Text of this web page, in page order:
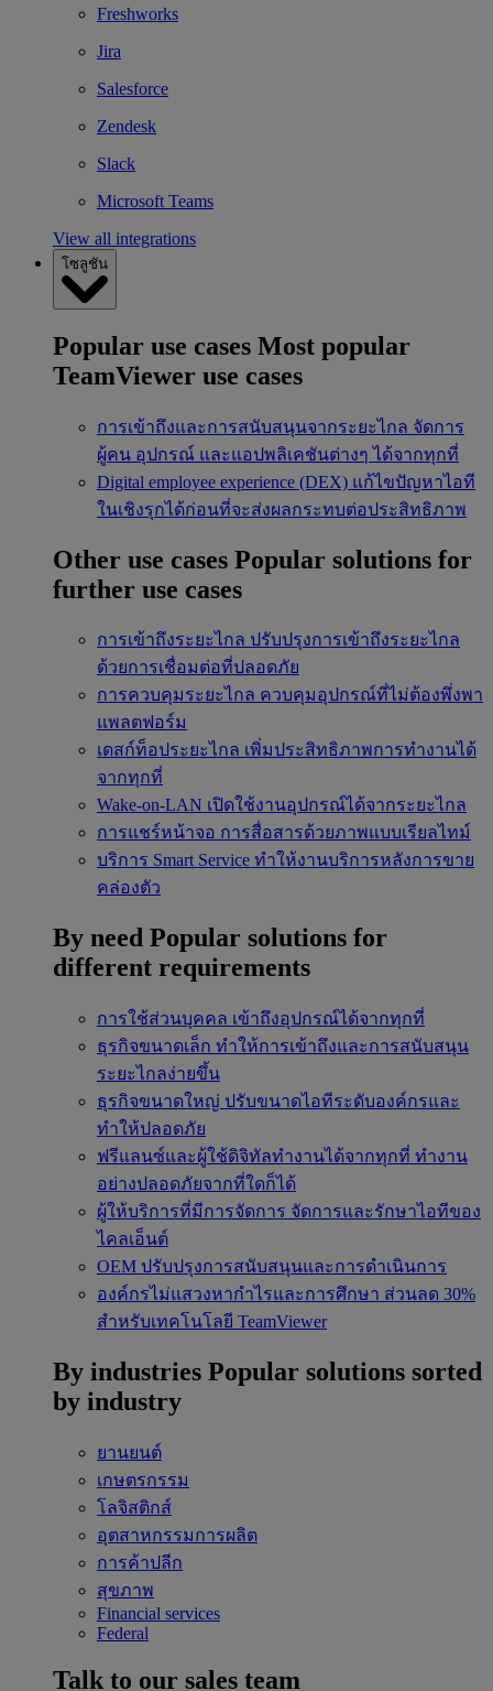
Freshworks
Jira
Salesforce
Zendesk
Slack
Microsoft Teams
View all integrations
โซลูชัน
Popular use cases Most popular
TeamViewer use cases
การเข้าถึงและการสนับสนุนจากระยะไกล จัดการ
ผู้คน อุปกรณ์ และแอปพลิเคชันต่างๆ ได้จากทุกที่
Digital employee experience (DEX) แก้ไขปัญหาไอที
ในเชิงรุกได้ก่อนที่จะส่งผลกระทบต่อประสิทธิภาพ
Other use cases Popular solutions for
further use cases
การเข้าถึงระยะไกล ปรับปรุงการเข้าถึงระยะไกล
ด้วยการเชื่อมต่อที่ปลอดภัย
การควบคุมระยะไกล ควบคุมอุปกรณ์ที่ไม่ต้องพึ่งพา
แพลตฟอร์ม
เดสก์ท็อประยะไกล เพิ่มประสิทธิภาพการทำงานได้
จากทุกที่
Wake-on-LAN เปิดใช้งานอุปกรณ์ได้จากระยะไกล
การแชร์หน้าจอ การสื่อสารด้วยภาพแบบเรียลไทม์
บริการ Smart Service ทำให้งานบริการหลังการขาย
คล่องตัว
By need Popular solutions for
different requirements
การใช้ส่วนบุคคล เข้าถึงอุปกรณ์ได้จากทุกที่
ธุรกิจขนาดเล็ก ทำให้การเข้าถึงและการสนับสนุน
ระยะไกลง่ายขึ้น
ธุรกิจขนาดใหญ่ ปรับขนาดไอทีระดับองค์กรและ
ทำให้ปลอดภัย
ฟรีแลนซ์และผู้ใช้ดิจิทัลทำงานได้จากทุกที่ ทำงาน
อย่างปลอดภัยจากที่ใดก็ได้
ผู้ให้บริการที่มีการจัดการ จัดการและรักษาไอทีของ
ไคลเอ็นต์
OEM ปรับปรุงการสนับสนุนและการดำเนินการ
องค์กรไม่แสวงหากำไรและการศึกษา ส่วนลด 30%
สำหรับเทคโนโลยี TeamViewer
By industries Popular solutions sorted
by industry
ยานยนต์
เกษตรกรรม
โลจิสติกส์
อุตสาหกรรมการผลิต
การค้าปลีก
สุขภาพ
Financial services
Federal
Talk to our sales team